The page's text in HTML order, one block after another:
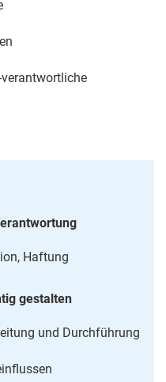
Haftung
gestalten
und Durchführung